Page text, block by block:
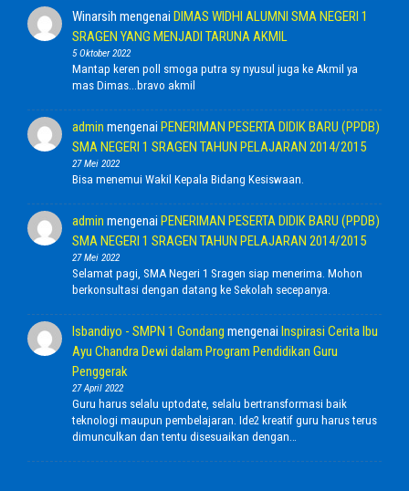
Winarsih mengenai DIMAS WIDHI ALUMNI SMA NEGERI 1
SRAGEN YANG MENJADI TARUNA AKMIL
5 Oktober 2022
Mantap keren poll smoga putra sy nyusul juga ke Akmil ya
mas Dimas...bravo akmil
admin mengenai PENERIMAN PESERTA DIDIK BARU (PPDB)
SMA NEGERI 1 SRAGEN TAHUN PELAJARAN 2014/2015
27 Mei 2022
Bisa menemui Wakil Kepala Bidang Kesiswaan.
admin mengenai PENERIMAN PESERTA DIDIK BARU (PPDB)
SMA NEGERI 1 SRAGEN TAHUN PELAJARAN 2014/2015
27 Mei 2022
Selamat pagi, SMA Negeri 1 Sragen siap menerima. Mohon
berkonsultasi dengan datang ke Sekolah secepanya.
Isbandiyo - SMPN 1 Gondang mengenai Inspirasi Cerita Ibu
Ayu Chandra Dewi dalam Program Pendidikan Guru
Penggerak
27 April 2022
Guru harus selalu uptodate, selalu bertransformasi baik
teknologi maupun pembelajaran. Ide2 kreatif guru harus terus
dimunculkan dan tentu disesuaikan dengan…